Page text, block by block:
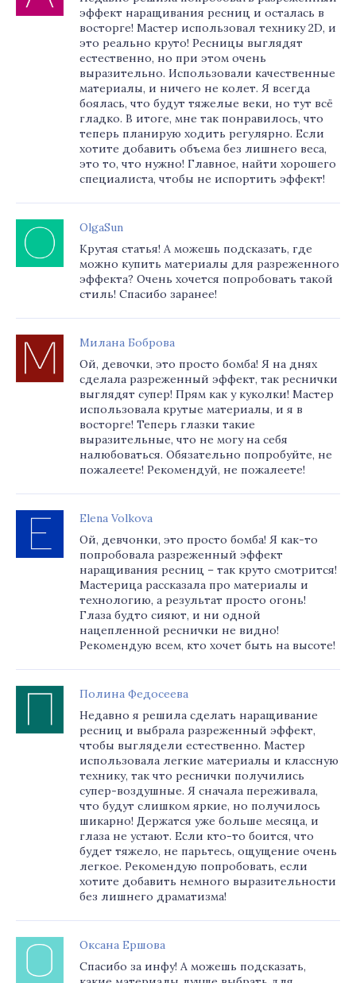
эффект наращивания ресниц и осталась в
восторге! Мастер использовал технику 2D, и
это реально круто! Ресницы выглядят
естественно, но при этом очень
выразительно. Использовали качественные
материалы, и ничего не колет. Я всегда
боялась, что будут тяжелые веки, но тут всё
гладко. В итоге, мне так понравилось, что
теперь планирую ходить регулярно. Если
хотите добавить объема без лишнего веса,
это то, что нужно! Главное, найти хорошего
специалиста, чтобы не испортить эффект!
OlgaSun
Крутая статья! А можешь подсказать, где
можно купить материалы для разреженного
эффекта? Очень хочется попробовать такой
стиль! Спасибо заранее!
Милана Боброва
Ой, девочки, это просто бомба! Я на днях
сделала разреженный эффект, так реснички
выглядят супер! Прям как у куколки! Мастер
использовала крутые материалы, и я в
восторге! Теперь глазки такие
выразительные, что не могу на себя
налюбоваться. Обязательно попробуйте, не
пожалеете! Рекомендуй, не пожалеете!
Elena Volkova
Ой, девчонки, это просто бомба! Я как-то
попробовала разреженный эффект
наращивания ресниц – так круто смотрится!
Мастерица рассказала про материалы и
технологию, а результат просто огонь!
Глаза будто сияют, и ни одной
нацепленной реснички не видно!
Рекомендую всем, кто хочет быть на высоте!
Полина Федосеева
Недавно я решила сделать наращивание
ресниц и выбрала разреженный эффект,
чтобы выглядели естественно. Мастер
использовала легкие материалы и классную
технику, так что реснички получились
супер-воздушные. Я сначала переживала,
что будут слишком яркие, но получилось
шикарно! Держатся уже больше месяца, и
глаза не устают. Если кто-то боится, что
будет тяжело, не парьтесь, ощущение очень
легкое. Рекомендую попробовать, если
хотите добавить немного выразительности
без лишнего драматизма!
Оксана Ершова
Спасибо за инфу! А можешь подсказать,